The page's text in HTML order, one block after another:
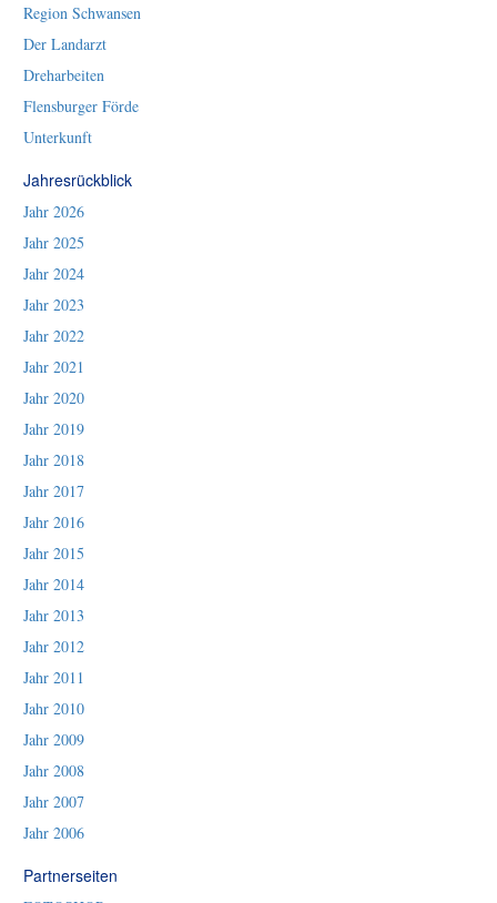
Region Schwansen
Der Landarzt
Dreharbeiten
Flensburger Förde
Unterkunft
Jahresrückblick
Jahr 2026
Jahr 2025
Jahr 2024
Jahr 2023
Jahr 2022
Jahr 2021
Jahr 2020
Jahr 2019
Jahr 2018
Jahr 2017
Jahr 2016
Jahr 2015
Jahr 2014
Jahr 2013
Jahr 2012
Jahr 2011
Jahr 2010
Jahr 2009
Jahr 2008
Jahr 2007
Jahr 2006
Partnerseiten